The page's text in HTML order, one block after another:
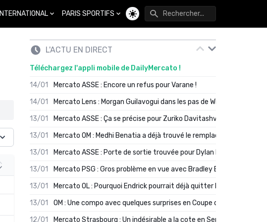
INTERNATIONAL PARIS SPORTIFS
Changer de thème
L'ACTU EN DIRECT
Téléchargez l'appli mobile de DailyMercato !
14/01
Mercato ASSE : Encore un refus pour Varane !
14/01
Mercato Lens : Morgan Guilavogui dans les pas de Will Still ?
13/01
Mercato ASSE : Ça se précise pour Zuriko Davitashvili
13/01
Mercato OM : Medhi Benatia a déjà trouvé le remplaçant de Robinio
13/01
Mercato ASSE : Porte de sortie trouvée pour Dylan Batubinsika
13/01
Mercato PSG : Gros problème en vue avec Bradley Barcola ?
13/01
Mercato OL : Pourquoi Endrick pourrait déjà quitter Lyon en janvier
13/01
OM : Une compo avec quelques surprises en Coupe de France
12/01
Mercato Strasbourg : Un indésirable a la cote en Serie A